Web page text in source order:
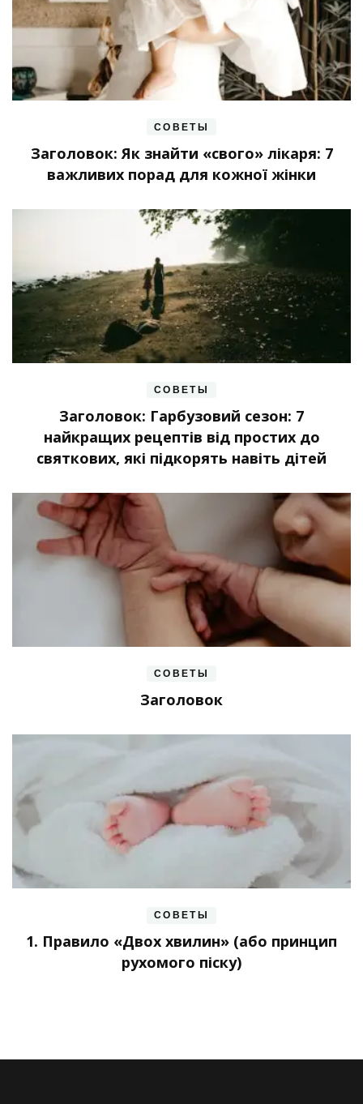
СОВЕТЫ
Заголовок: Як знайти «свого» лікаря: 7
важливих порад для кожної жінки
СОВЕТЫ
Заголовок: Гарбузовий сезон: 7
найкращих рецептів від простих до
святкових, які підкорять навіть дітей
СОВЕТЫ
Заголовок
СОВЕТЫ
1. Правило «Двох хвилин» (або принцип
рухомого піску)